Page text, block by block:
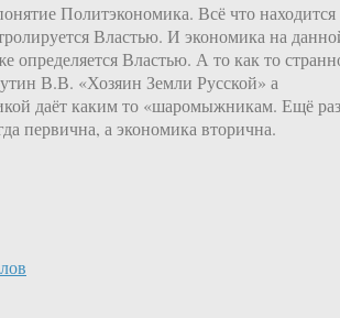
Политэкономика. Всё что находится
Властью. И экономика на
определяется Властью. А то как то
В.В. «Хозяин Земли Русской» а
даёт каким то «шаромыжникам. Ещё раз
первична, а экономика вторична.